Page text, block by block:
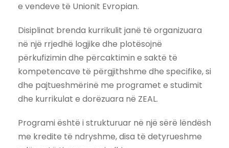
e vendeve të Unionit Evropian.
Disiplinat brenda kurrikulit janë të organizuara
në një rrjedhë logjike dhe plotësojnë
përkufizimin dhe përcaktimin e saktë të
kompetencave të përgjithshme dhe specifike, si
dhe pajtueshmërinë me programet e studimit
dhe kurrikulat e dorëzuara në ZEAL.
Programi është i strukturuar në një sërë lëndësh
me kredite të ndryshme, disa të detyrueshme